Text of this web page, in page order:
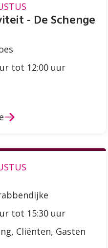
- De Schenge
tot 12:00 uur
tot 15:30 uur
Cliënten, Gasten